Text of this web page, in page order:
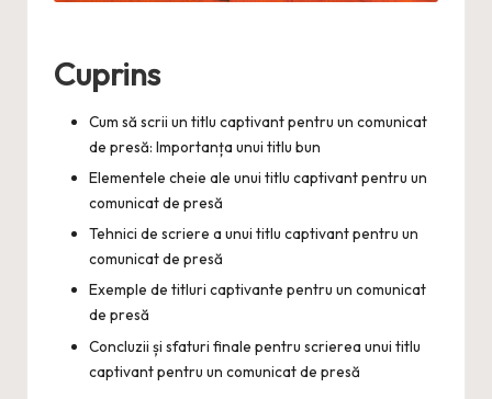
Cuprins
Cum să scrii un titlu captivant pentru un comunicat
de presă: Importanța unui titlu bun
Elementele cheie ale unui titlu captivant pentru un
comunicat de presă
Tehnici de scriere a unui titlu captivant pentru un
comunicat de presă
Exemple de titluri captivante pentru un comunicat
de presă
Concluzii și sfaturi finale pentru scrierea unui titlu
captivant pentru un comunicat de presă